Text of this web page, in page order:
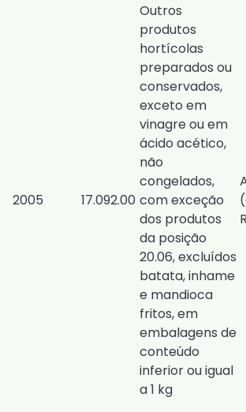
2005 17.092.00
Outros
produtos
hortícolas
preparados ou
conservados,
exceto em
vinagre ou em
ácido acético,
não
congelados,
com exceção
dos produtos
da posição
20.06, excluídos
batata, inhame
e mandioca
fritos, em
embalagens de
conteúdo
inferior ou igual
a 1 kg
(